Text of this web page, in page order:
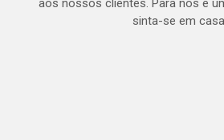
aos nossos clientes. Para nós é
sinta-se em